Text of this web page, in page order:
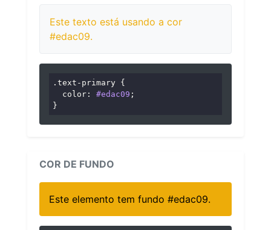
Este texto está usando a cor
#edac09.
.text-primary {
color : #edac09 ;
}
COR DE FUNDO
Este elemento tem fundo #edac09.